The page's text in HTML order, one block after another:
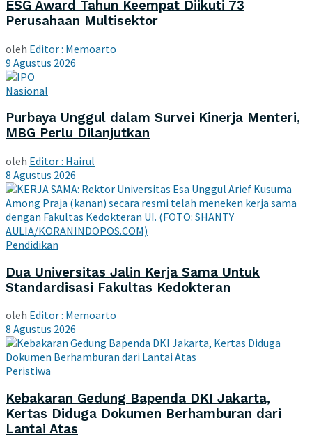
ESG Award Tahun Keempat Diikuti 73
Perusahaan Multisektor
oleh Editor : Memoarto
9 Agustus 2026
Nasional
Purbaya Unggul dalam Survei Kinerja Menteri,
MBG Perlu Dilanjutkan
oleh Editor : Hairul
8 Agustus 2026
Pendidikan
Dua Universitas Jalin Kerja Sama Untuk
Standardisasi Fakultas Kedokteran
oleh Editor : Memoarto
8 Agustus 2026
Peristiwa
Kebakaran Gedung Bapenda DKI Jakarta,
Kertas Diduga Dokumen Berhamburan dari
Lantai Atas